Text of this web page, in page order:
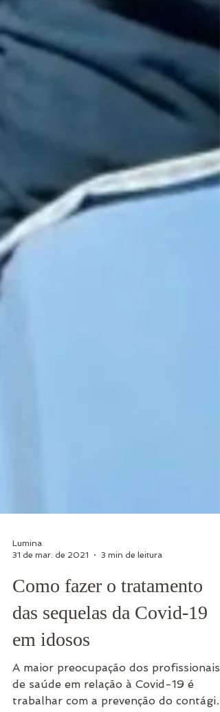
Como fazer o tratamento
das sequelas da Covid-19
em idosos
A maior preocupação dos profissionais
de saúde em relação à Covid-19 é